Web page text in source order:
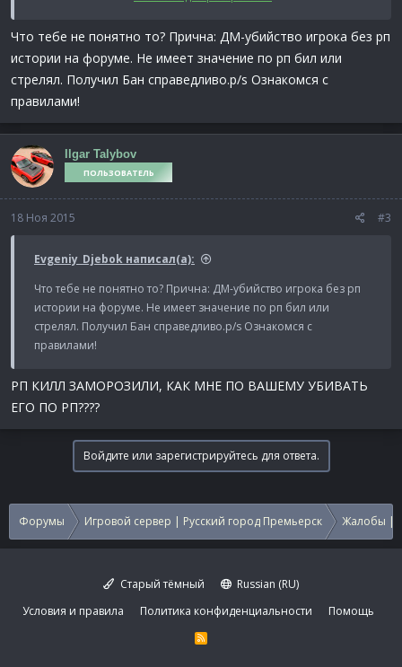
убийства человека по РП'' Я скрин скинул, всё, значит должна
отпустить, но своё слово она не выполнила и забанила... В ЛС
на форуме игнорит, а освобождать не хочет.
Спойлер:
Спойлер:И вот её ответ
Что тебе не понятно то? Прична: ДМ-убийство игрока без рп
истории на форуме. Не имеет значение по рп бил или
стрелял. Получил Бан справедливо.p/s Ознакомся с
правилами!
Ilgar Talybov
ПОЛЬЗОВАТЕЛЬ
18 Ноя 2015 #3
Evgeniy_Djebok написал(а):
Что тебе не понятно то? Прична: ДМ-убийство игрока без рп
истории на форуме. Не имеет значение по рп бил или
стрелял. Получил Бан справедливо.p/s Ознакомся с
правилами!
РП КИЛЛ ЗАМОРОЗИЛИ, КАК МНЕ ПО ВАШЕМУ УБИВАТЬ
ЕГО ПО РП????
Войдите или зарегистрируйтесь для ответа.
Форумы Игровой сервер | Русский город Премьерск Жалобы |
Старый тёмный
Russian (RU)
Условия и правила
Политика конфиденциальности Помощь
R
S